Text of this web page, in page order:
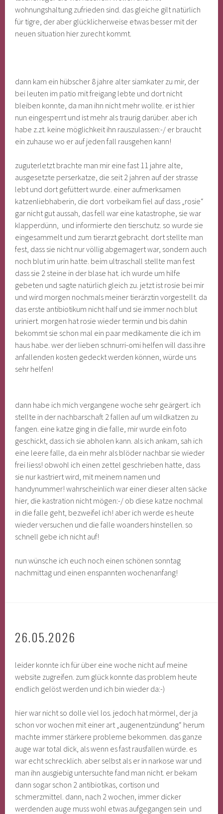
wohnungshaltung zufrieden sind. das gleiche gilt natürlich
für tigre, der aber glücklicherweise etwas besser mit der
neuen situation hier zurecht kommt.
dann kam ein hübscher 8 jahre alter siamkater zu mir, der
bei leuten im patio mit freigang lebte und dort nicht
bleiben konnte, da man ihn nicht mehr wollte. er ist hier
nun eingesperrt und ist mehr als traurig darüber. aber ich
habe z.zt. keine möglichkeit ihn rauszulassen:-/ er braucht
ein zuhause wo er auf jeden fall rausgehen kann!
zuguterletzt brachte man mir eine fast 11 jahre alte,
ausgesetzte perserkatze, die seit 2 jahren auf der strasse
lebt und dort gefüttert wurde. einer aufmerksamen
katzenliebhaberin, die dort vorbeikam fiel auf dass „rosie“
gar nicht gut aussah, das fell war eine katastrophe, sie war
klapperdünn, und informierte den tierschutz. so wurde sie
eingesammelt und zum tierarzt gebracht. dort stellte man
fest, dass sie nicht nur völlig abgemagert war, sondern auch
noch blut im urin hatte. beim ultraschall stellte man fest
dass sie 2 steine in der blase hat. ich wurde um hilfe
gebeten und sagte natürlich gleich zu. jetzt ist rosie bei mir
und wird morgen nochmals meiner tierärztin vorgestellt. da
das erste antibiotikum nicht half und sie immer noch blut
uriniert. morgen hat rosie wieder termin und bis dahin
bekommt sie schon mal ein paar medikamente die ich im
haus habe. wer der lieben schnurri-omi helfen will dass ihre
anfallenden kosten gedeckt werden können, würde uns
sehr helfen!
dann habe ich mich vergangene woche sehr geärgert. ich
stellte in der nachbarschaft 2 fallen auf um wildkatzen zu
fangen. eine katze ging in die falle, mir wurde ein foto
geschickt, dass ich sie abholen kann. als ich ankam, sah ich
eine leere falle, da ein mehr als blöder nachbar sie wieder
frei liess! obwohl ich einen zettel geschrieben hatte, dass
sie nur kastriert wird, mit meinem namen und
handynummer! wahrscheinlich war einer dieser alten säcke
hier, die kastration nicht mögen:-/ ob diese katze nochmal
in die falle geht, bezweifel ich! aber ich werde es heute
wieder versuchen und die falle woanders hinstellen. so
schnell gebe ich nicht auf!
nun wünsche ich euch noch einen schönen sonntag
nachmittag und einen enspannten wochenanfang!
26.05.2026
leider konnte ich für über eine woche nicht auf meine
website zugreifen. zum glück konnte das problem heute
endlich gelöst werden und ich bin wieder da:-)
hier war nicht so dolle viel los. jedoch hat mörmel, der ja
schon vor wochen mit einer art „augenentzündung“ herum
machte immer stärkere probleme bekommen. das ganze
auge war total dick, als wenn es fast rausfallen würde. es
war echt schrecklich. aber selbst als er in narkose war und
man ihn ausgiebig untersuchte fand man nicht. er bekam
dann sogar schon 2 antibiotikas, cortison und
schmerzmittel. dann, nach 2 wochen, immer dicker
werdenden auge muss wohl etwas aufgegangen sein und